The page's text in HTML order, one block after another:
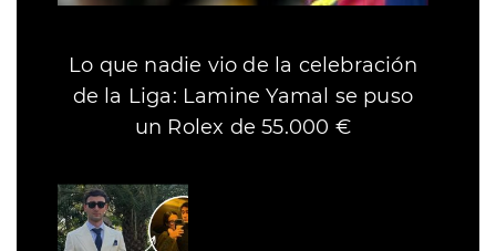
Lo que nadie vio de la celebración
de la Liga: Lamine Yamal se puso
un Rolex de 55.000 €